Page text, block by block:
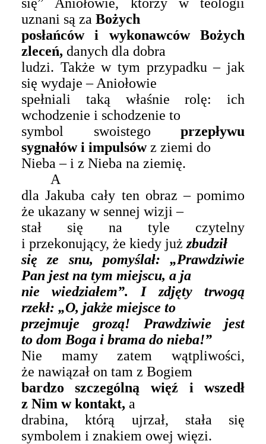
uznani są za Bożych
posłańców i wykonawców Bożych
zleceń, danych dla dobra
ludzi. Także w tym przypadku – jak
się wydaje – Aniołowie
spełniali taką właśnie rolę: ich
wchodzenie i schodzenie to
symbol swoistegoprzepływu
sygnałów i impulsówz ziemi do
Nieba – i z Nieba na ziemię.
A
dla Jakuba cały ten obraz – pomimo
że ukazany w sennej wizji –
stał się na tyle czytelny
i przekonujący, że kiedy już zbudził
się ze snu, pomyślał: „Prawdziwie
Pan jest na tym miejscu, a ja
nie wiedziałem”. I zdjęty trwogą
rzekł: „O, jakże miejsce to
przejmuje grozą! Prawdziwie jest
to dom Boga i brama do nieba!”
Nie mamy zatem wątpliwości,
że nawiązał on tam z Bogiem
bardzo szczególną więź i wszedł
z Nim w kontakt, a
drabina, którą ujrzał, stała się
symbolem i znakiem owej więzi.